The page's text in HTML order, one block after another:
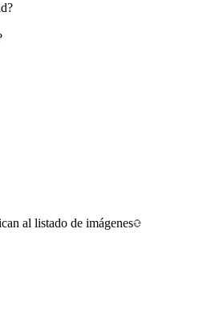
al listado de imágenes